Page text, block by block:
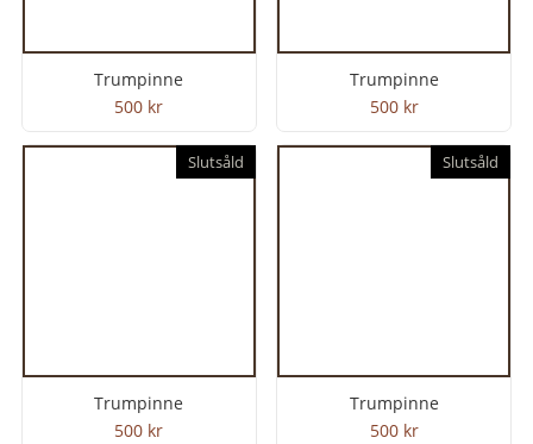
Trumpinne
500 kr
Trumpinne
500 kr
Trumpinne
500 kr
Slutsåld
Trumpinne
500 kr
Slutsåld